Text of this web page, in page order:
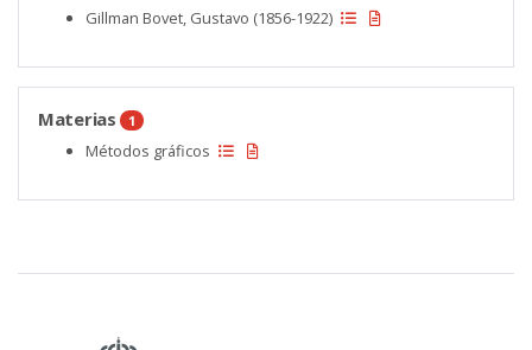
Gillman Bovet, Gustavo (1856-1922)
Materias 1
Métodos gráficos